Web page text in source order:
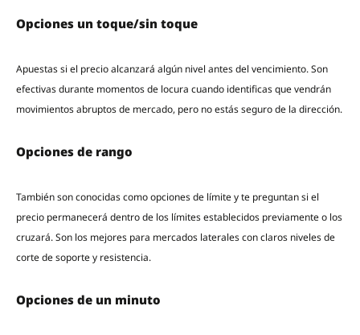
Opciones un toque/sin toque
Apuestas si el precio alcanzará algún nivel antes del vencimiento. Son
efectivas durante momentos de locura cuando identificas que vendrán
movimientos abruptos de mercado, pero no estás seguro de la dirección.
Opciones de rango
También son conocidas como opciones de límite y te preguntan si el
precio permanecerá dentro de los límites establecidos previamente o los
cruzará. Son los mejores para mercados laterales con claros niveles de
corte de soporte y resistencia.
Opciones de un minuto